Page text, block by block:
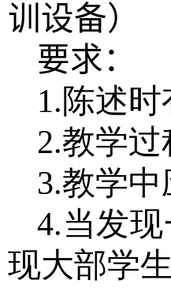
训设备）
要求：
1.陈述
2.教学
3.教学
4.当发
现大部学